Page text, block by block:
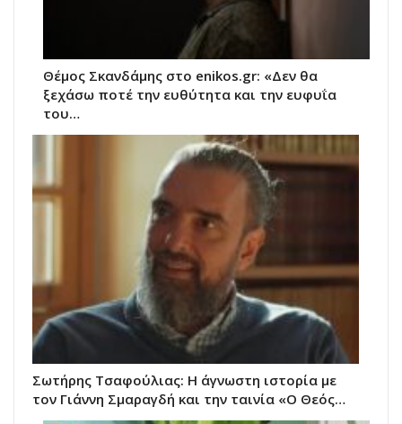
Θέμος Σκανδάμης στο enikos.gr: «Δεν θα
ξεχάσω ποτέ την ευθύτητα και την ευφυΐα
του…
Σωτήρης Τσαφούλιας: Η άγνωστη ιστορία με
τον Γιάννη Σμαραγδή και την ταινία «Ο Θεός…